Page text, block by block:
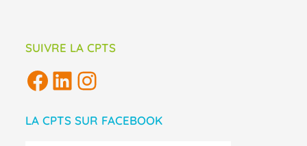
SUIVRE LA CPTS
LA CPTS SUR FACEBOOK